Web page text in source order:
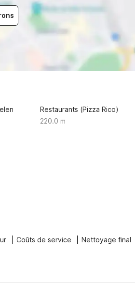
Restaurants (Pizza Rico)
220.0 m
Coûts de service
Nettoyage final